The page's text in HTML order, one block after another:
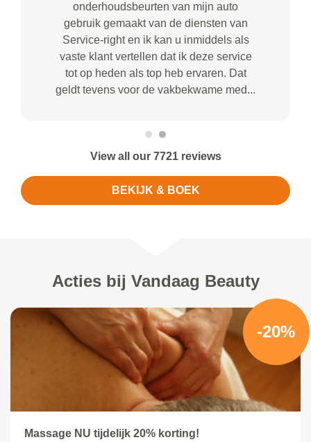
onderhoudsbeurten van mijn auto
gebruik gemaakt van de diensten van
Service-right en ik kan u inmiddels als
vaste klant vertellen dat ik deze service
tot op heden als top heb ervaren. Dat
geldt tevens voor de vakbekwame med...
View all our 7721 reviews
BEKIJK & BOEK
Acties bij Vandaag Beauty
-20%
Massage NU tijdelijk 20% korting!